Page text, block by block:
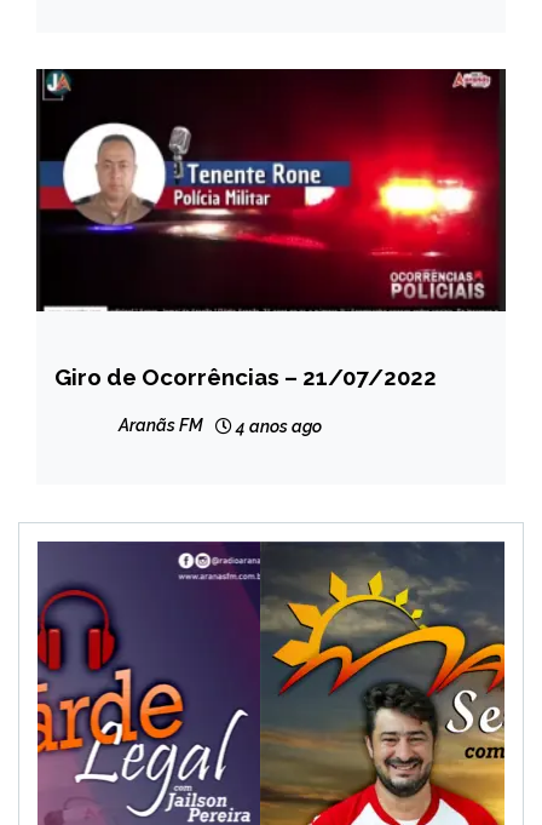
CAPELINHA
NOTÍCIAS
Giro de Ocorrências – 21/07/2022
Aranãs FM 4 anos ago